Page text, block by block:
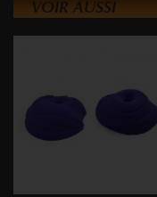
VOIR AUSSI